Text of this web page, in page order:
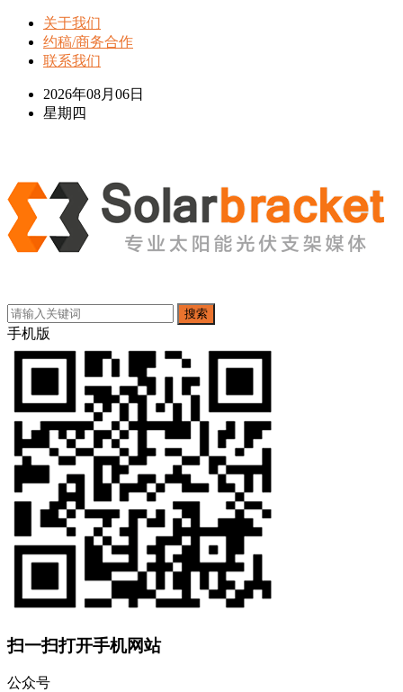
关于我们
约稿/商务合作
联系我们
2026年08月06日
星期四
搜索
手机版
扫一扫打开手机网站
公众号